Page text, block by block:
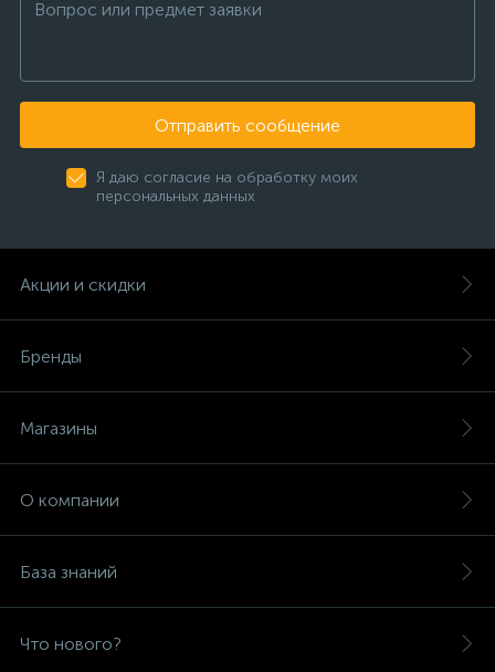
Отправить сообщение
Я даю согласие на обработку моих
персональных данных
Акции и скидки
Бренды
Магазины
О компании
База знаний
Что нового?